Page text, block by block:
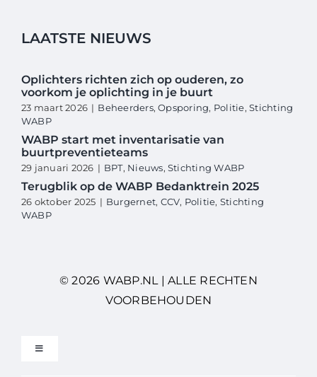
LAATSTE NIEUWS
Oplichters richten zich op ouderen, zo
voorkom je oplichting in je buurt
23 maart 2026 | Beheerders,Opsporing, Politie,Stichting
WABP
WABP start met inventarisatie van
buurtpreventieteams
29 januari 2026 | BPT, Nieuws, Stichting WABP
Terugblik op de WABP Bedanktrein 2025
26 oktober 2025 | Burgernet, CCV, Politie, Stichting
WABP
© 2026 WABP.NL | ALLE RECHTEN
VOORBEHOUDEN
Toggle